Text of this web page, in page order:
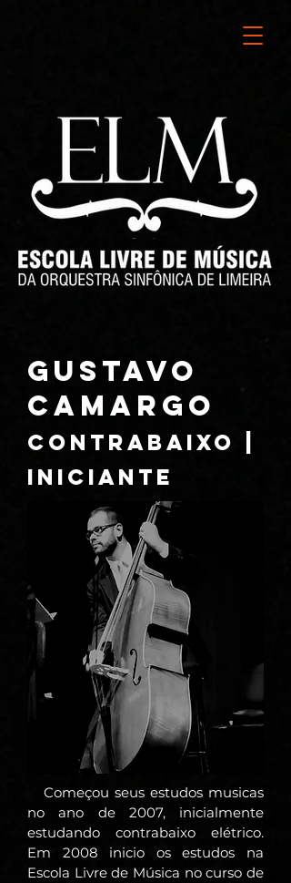
GUSTAVO
CAMARGO
CONTRABAIXO |
INICIANTE
Começou seus estudos musicas
no ano de 2007, inicialmente
estudando contrabaixo elétrico.
Em 2008 inicio os estudos na
Escola Livre de Música no curso de